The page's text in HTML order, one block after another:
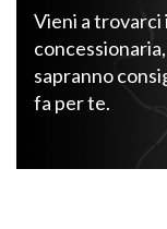
Vieni a trovarci
sapranno
fa per te.